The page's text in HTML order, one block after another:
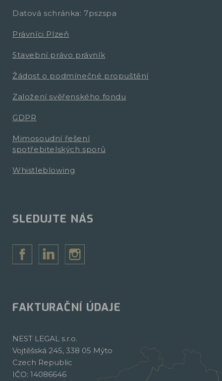
Datová schránka: 7pszspa
Právníci Plzeň
Stavební právo právník
Žádost o podmínečné propuštění
Založení svěřenského fondu
GDPR
Mimosoudní řešení
spotřebitelských sporů
Whistleblowing
SLEDUJTE NÁS
FAKTURAČNÍ ÚDAJE
NEST LEGAL s.r.o.
Vojtěšská 245, 338 05 Mýto
Czech Republic
IČO: 14086646